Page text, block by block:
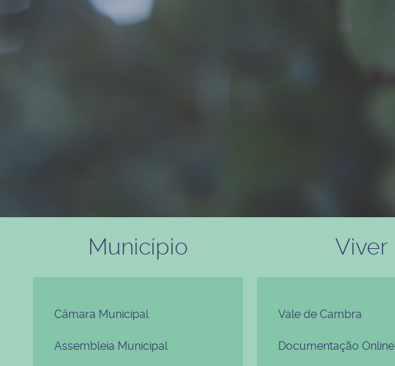
Município
Câmara Municipal
Assembleia Municipal
Viver
Vale de Cambra
Documentação Online